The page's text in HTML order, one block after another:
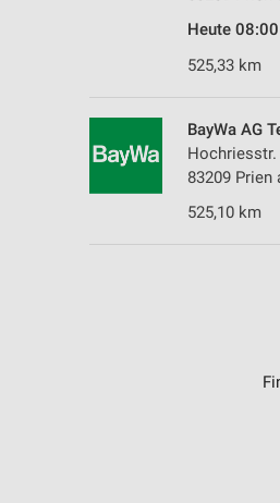
Heute
525,33 km
BayWa AG
Hochriesstr.
83209 Prien
525,10 km